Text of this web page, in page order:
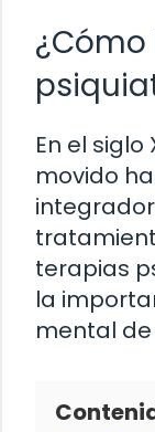
En el siglo
movido
terapias
la
mental